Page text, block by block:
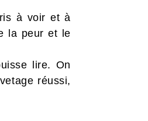
à voir et à
la peur et le
lire. On
réussi,